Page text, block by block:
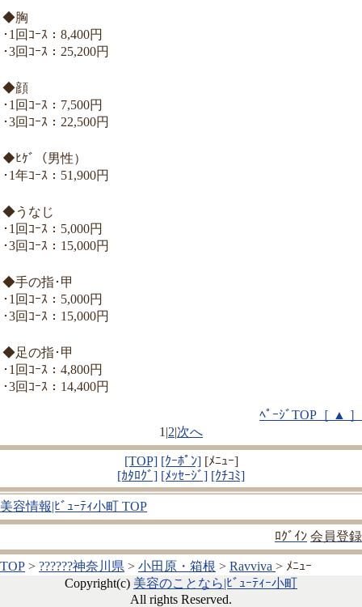
◆胸
･1回ｺｰｽ：8,400円
･3回ｺｰｽ：25,200円
◆顔
･1回ｺｰｽ：7,500円
･3回ｺｰｽ：22,500円
◆ﾋｹﾞ（男性）
･1年ｺｰｽ：51,900円
◆うなじ
･1回ｺｰｽ：5,000円
･3回ｺｰｽ：15,000円
◆手の指･甲
･1回ｺｰｽ：5,000円
･3回ｺｰｽ：15,000円
◆足の指･甲
･1回ｺｰｽ：4,800円
･3回ｺｰｽ：14,400円
ﾍﾟｰｼﾞTOP［ ▲ ］
1 2 次へ
[TOP] [ｸｰﾎﾟﾝ][ﾒﾆｭｰ]
[ｶﾀﾛｸﾞ] [ﾒｯｾｰｼﾞ] [ｸﾁｺﾐ]
美容情報|ﾋﾞｭｰﾃｨ小町 TOP
ﾛｸﾞｲﾝ 会員登録
TOP > ??????神奈川県 > 小田原・箱根 > Ravviva > ﾒﾆｭｰ
Copyright(c) 美容のことなら|ﾋﾞｭｰﾃｨｰ小町
All rights Reserved.